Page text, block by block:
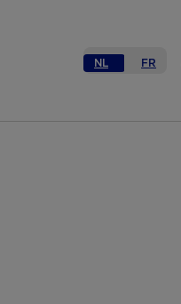
NL FR